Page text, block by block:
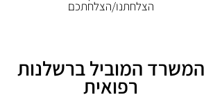
המשרד המוביל ברשלנות
רפואית
הצלחתנו/הצלחתכם